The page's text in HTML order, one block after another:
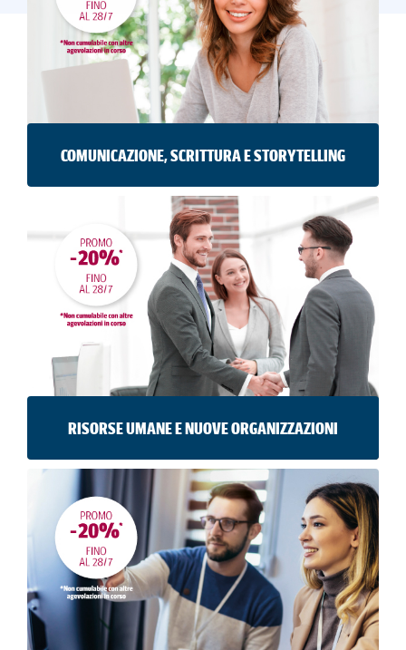
COMUNICAZIONE, SCRITTURA E STORYTELLING
Per acquisire le nuove competenze della
comunicazione digitale: creare e gestire
contenuti sui diversi media digitali e social.
VAI AL MASTER ISCRIVITI
RISORSE UMANE E NUOVE ORGANIZZAZIONI
Per acquisire le nuove competenze di gestione e
sviluppo delle risorse umane dalle tecniche di
recruiting alla gestione dello smart working.
VAI AL MASTER ISCRIVITI